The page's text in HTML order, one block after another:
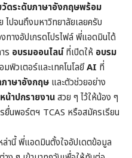
ดระดับภาษาอังกฤษพร้อม
ปจนถึงมหาวิทยาลัยเลยครับ
ทางอัปเกรดโปรไฟล์ พี่แอดมินได้
ร อบรมออนไลน์ที่เปิดให้ อบรม
พิวเตอร์และเทคโนโลยีAI ที่
าษาอังกฤษ และตัวช่วยอย่าง
หน้าปกรายงานสวย ๆ ไว้ให้น้อง ๆ
รยื่นพอร์ตฯ TCAS หรือสมัครเรียน
านี้ พี่แอดมินตั้งใจอัปเดตข้อมูล